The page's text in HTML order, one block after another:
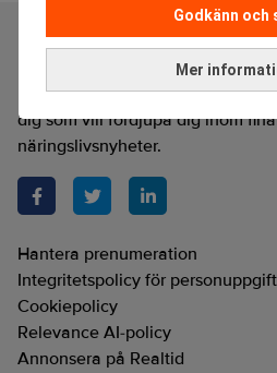
Mer
Godkänn och
Realtid är en oberoende och
dig som vill fördjupa dig inom
näringslivsnyheter.
Hantera prenumeration
Integritetspolicy för
Cookiepolicy
Relevance AI-policy
Annonsera på Realtid